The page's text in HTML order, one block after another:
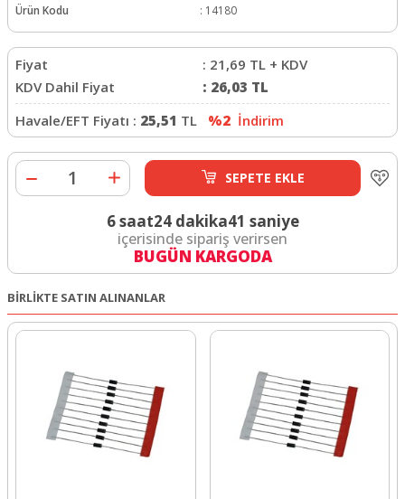
Ürün Kodu
: 14180
Fiyat : 21,69 TL + KDV
KDV Dahil Fiyat
: 26,03 TL
Havale/EFT Fiyatı : 25,51 TL %2 İndirim
SEPETE EKLE
6 saat24 dakika41 saniye
içerisinde sipariş verirsen
BUGÜN KARGODA
BİRLİKTE SATIN ALINANLAR